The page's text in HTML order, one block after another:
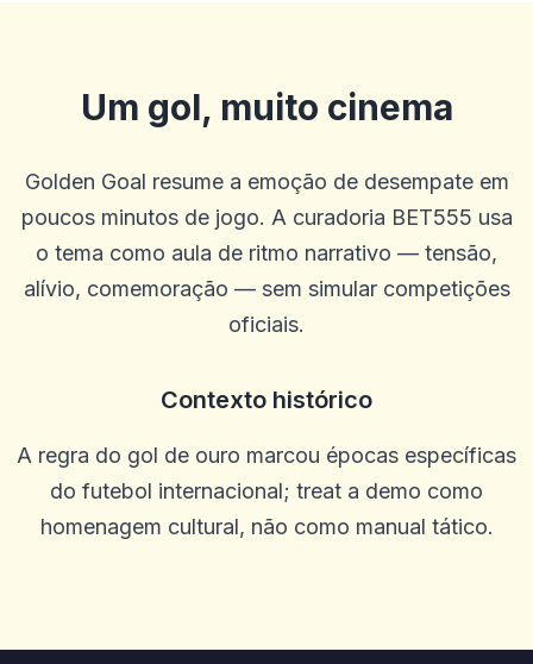
Um gol, muito cinema
Golden Goal resume a emoção de desempate em
poucos minutos de jogo. A curadoria BET555 usa
o tema como aula de ritmo narrativo — tensão,
alívio, comemoração — sem simular competições
oficiais.
Contexto histórico
A regra do gol de ouro marcou épocas específicas
do futebol internacional; treat a demo como
homenagem cultural, não como manual tático.
Casey Ford
Meu gerente de conta, Graham, foi ótimo e me trouxe de volta ao
jogo.
0 0
C
2025-10-03 11:10:46
2025-10-01 07:09:58
0 0
Ella
2025-09-29 00:46:41
Classificações úteis e resumos de bônus, mas algumas revisões
0 0